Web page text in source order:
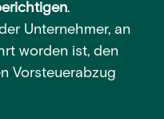
.
Unternehmer, an
worden ist, den
Vorsteuerabzug